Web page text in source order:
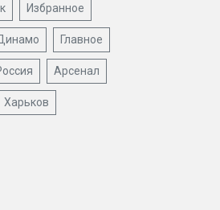
Избранное
Главное
Арсенал
Харьков